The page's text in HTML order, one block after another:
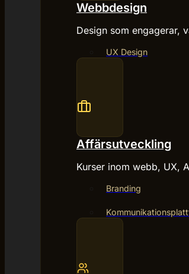
Webbdesign
Design som engagerar,
UX Design
Affärsutveckling
Kurser inom webb, UX,
Branding